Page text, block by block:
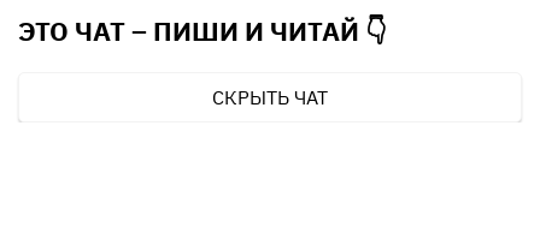
ЭТО ЧАТ – ПИШИ И ЧИТАЙ 👇
СКРЫТЬ ЧАТ